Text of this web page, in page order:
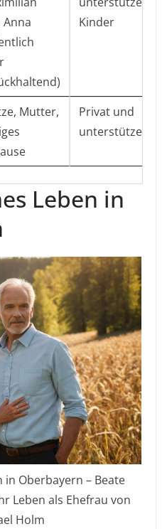
Anna
Kinder
Mutter,
Privat und
unterstützend
Leben in
in Oberbayern – Beate
Leben als Ehefrau von
Holm